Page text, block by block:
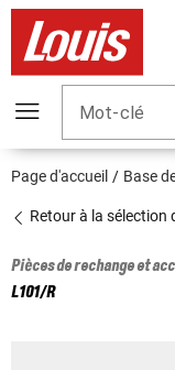
Mot-clé
Page d'accueil Base
Retour à la sélection
Pièces de rechange et
L101/R